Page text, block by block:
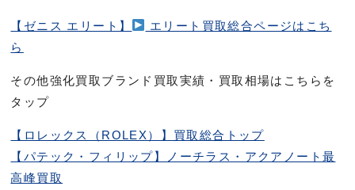
【ゼニス エリート】
エリート買取総合ページはこち
ら
その他強化買取ブランド買取実績・買取相場はこちらを
タップ
【ロレックス（ROLEX）】買取総合トップ
【パテック・フィリップ】ノーチラス・アクアノート最
高峰買取